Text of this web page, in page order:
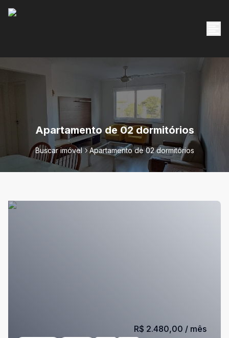
Apartamento de 02 dormitórios
Buscar imóvel Apartamento de 02 dormitórios
R$ 2.480,00 / mês